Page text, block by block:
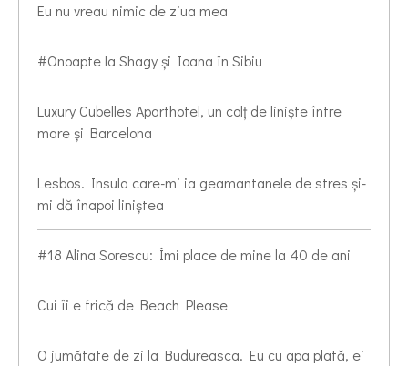
Eu nu vreau nimic de ziua mea
#Onoapte la Shagy și Ioana în Sibiu
Luxury Cubelles Aparthotel, un colț de liniște între
mare și Barcelona
Lesbos. Insula care-mi ia geamantanele de stres și-
mi dă înapoi liniștea
#18 Alina Sorescu: Îmi place de mine la 40 de ani
Cui îi e frică de Beach Please
O jumătate de zi la Budureasca. Eu cu apa plată, ei